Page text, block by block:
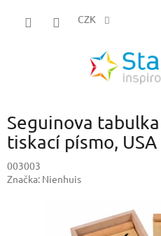
CZK
Seguinova
tiskací písmo,
003003
Značka: Nienhuis